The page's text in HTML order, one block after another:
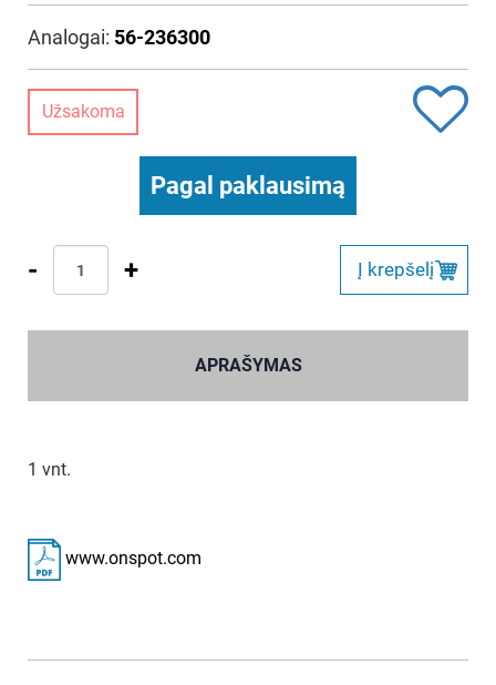
Analogai: 56-236300
Užsakoma
Pagal paklausimą
- + Į krepšelį
APRAŠYMAS
1 vnt.
www.onspot.com